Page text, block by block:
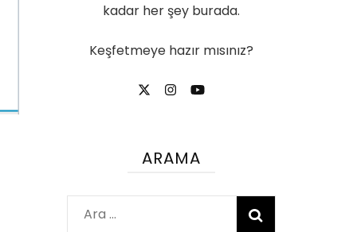
kadar her şey burada.
Keşfetmeye hazır mısınız?
ARAMA
Arama: